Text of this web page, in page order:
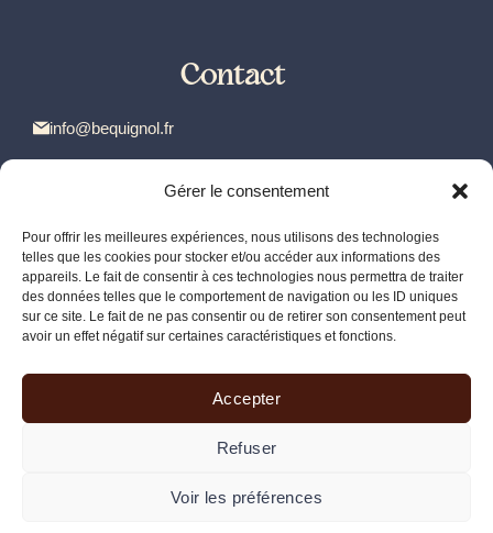
Gérer le consentement
Pour offrir les meilleures expériences, nous utilisons des technologies
telles que les cookies pour stocker et/ou accéder aux informations des
appareils. Le fait de consentir à ces technologies nous permettra de traiter
des données telles que le comportement de navigation ou les ID uniques
sur ce site. Le fait de ne pas consentir ou de retirer son consentement peut
avoir un effet négatif sur certaines caractéristiques et fonctions.
Accepter
Refuser
Voir les préférences
Contact
info@bequignol.fr
+33 5 53 29 81 77
578 impasse de la Chocolaterie
24370 Carlux - France
Dordogne
© 2026 Domaine de Bequignol
Legal NoticesPrivacy Policy